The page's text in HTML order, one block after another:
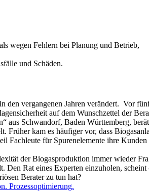
Prozessoptimierung.
wegen Fehlern bei Planung und Betrieb,
und Schäden.
den vergangenen Jahren verändert. Vor
auf dem Wunschzettel der
aus Schwandorf, Baden Württemberg,
Früher kam es häufiger vor, dass
Fachleute für Spurenelemente ihre
der Biogasproduktion immer wieder
Den Rat eines Experten einzuholen,
Berater zu tun hat?